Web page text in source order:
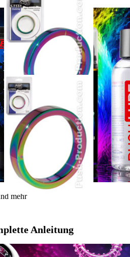
mehr
Anleitung